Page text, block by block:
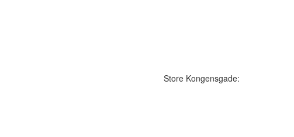
Store Kongensgade: